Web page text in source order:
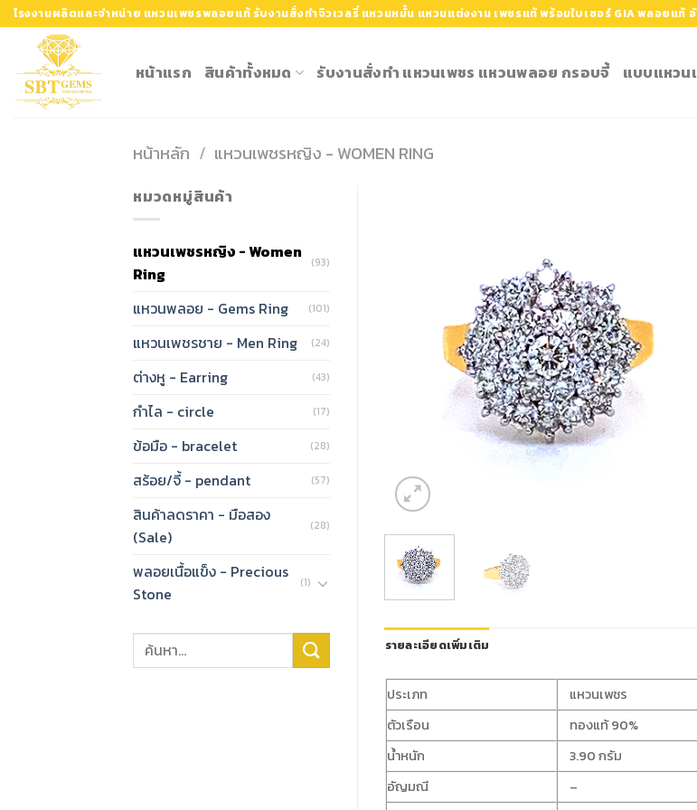
Skip
to
content
โรงงานผลิตและจำหน่าย แหวนเพชรพลอยแท้ รับงานสั่งทำจิวเวลรี่ แหวนหมั้น แหวนแต่งงาน เพชรแท้ พร้อมใบเซอร์ GIA พลอยแ
หน้าแรก สินค้าทั้งหมด รับงานสั่งทำ แหวนเพชร แหวนพลอย กรอบจี้ แบบแหวน
หน้าหลัก / แหวนเพชรหญิง - WOMEN RING
หมวดหมู่สินค้า
แหวนเพชรหญิง - Women
Ring
(93)
แหวนพลอย - Gems Ring (101)
แหวนเพชรชาย - Men Ring (24)
ต่างหู - Earring (43)
กำไล - circle (17)
ข้อมือ - bracelet (28)
สร้อย/จี้ - pendant (57)
สินค้าลดราคา - มือสอง
(Sale)
(28)
พลอยเนื้อแข็ง - Precious
Stone
(1)
รายละเอียดเพิ่มเติม
ประเภท
แหวนเพชร
ตัวเรือน
ทองแท้ 90%
น้ำหนัก
3.90 กรัม
อัญมณี
–